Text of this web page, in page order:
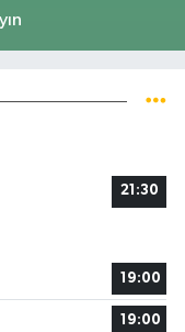
21:30
19:00
19:00